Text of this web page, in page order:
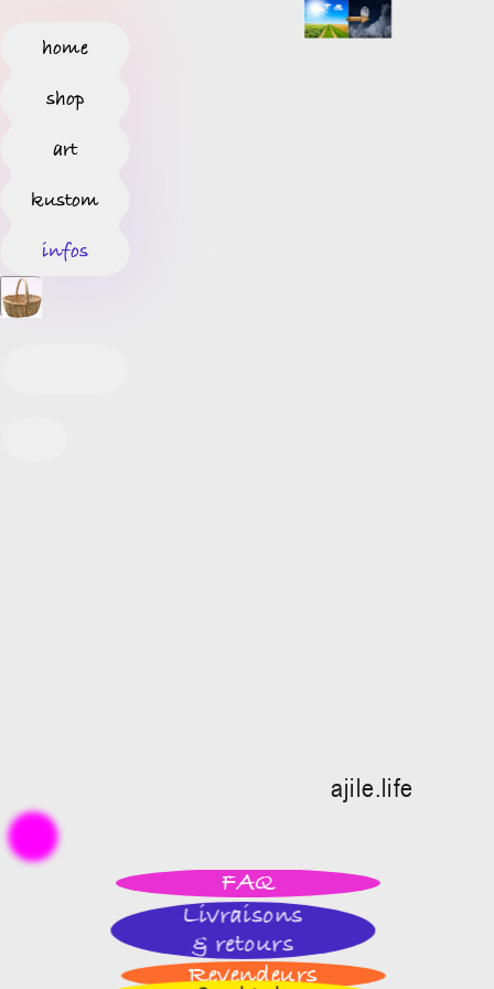
home
shop
art
kustom
infos
ajile.life
FAQ
Livraisons
& retours
Revendeurs